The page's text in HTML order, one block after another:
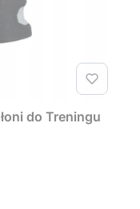
do Treningu